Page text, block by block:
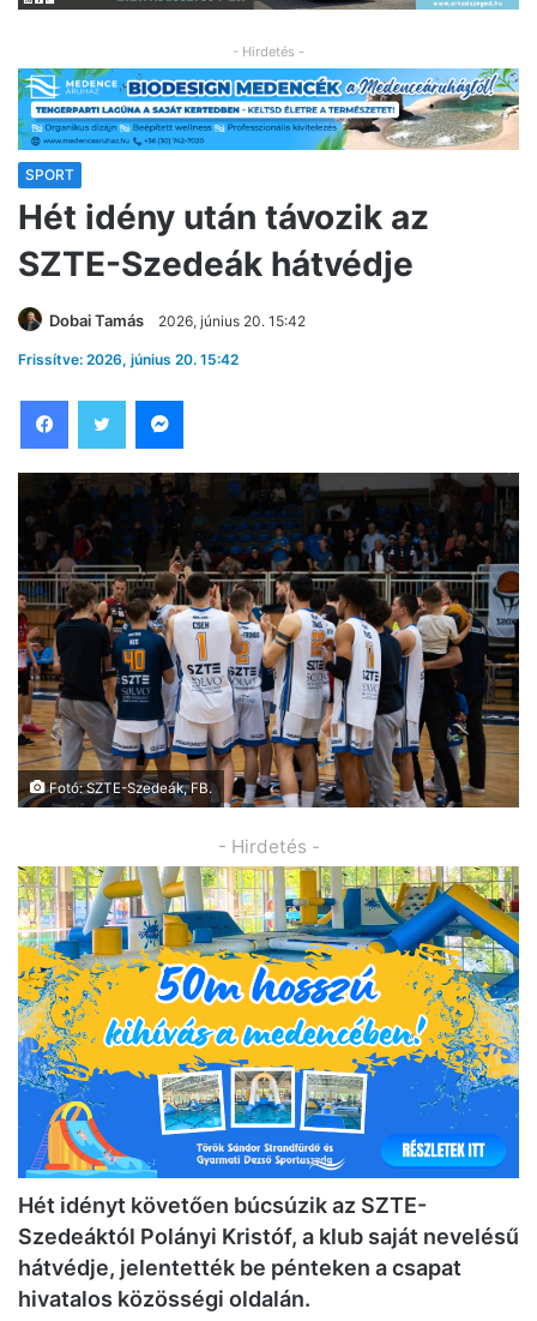
- Hirdetés -
SPORT
Hét idény után távozik az
SZTE-Szedeák hátvédje
Dobai Tamás 2026, június 20. 15:42
Frissítve: 2026, június 20. 15:42
Fotó: SZTE-Szedeák, FB.
- Hirdetés -
Hét idényt követően búcsúzik az SZTE-
Szedeáktól Polányi Kristóf, a klub saját nevelésű
hátvédje, jelentették be pénteken a csapat
hivatalos közösségi oldalán.